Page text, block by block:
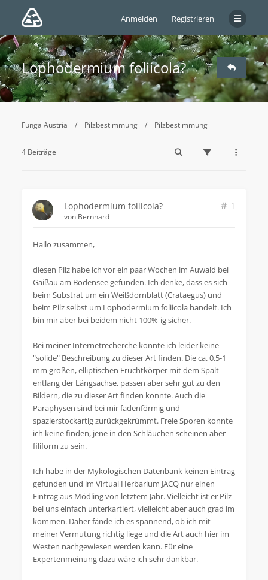
Anmelden Registrieren
Lophodermium foliicola?
Funga Austria Pilzbestimmung Pilzbestimmung
4 Beiträge
Lophodermium foliicola?
1
von Bernhard
Hallo zusammen,
diesen Pilz habe ich vor ein paar Wochen im Auwald bei
Gaißau am Bodensee gefunden. Ich denke, dass es sich
beim Substrat um ein Weißdornblatt (Crataegus) und
beim Pilz selbst um Lophodermium foliicola handelt. Ich
bin mir aber bei beidem nicht 100%-ig sicher.
Bei meiner Internetrecherche konnte ich leider keine
"solide" Beschreibung zu dieser Art finden. Die ca. 0.5-1
mm großen, elliptischen Fruchtkörper mit dem Spalt
entlang der Längsachse, passen aber sehr gut zu den
Bildern, die zu dieser Art finden konnte. Auch die
Paraphysen sind bei mir fadenförmig und
spazierstockartig zurückgekrümmt. Freie Sporen konnte
ich keine finden, jene in den Schläuchen scheinen aber
filiform zu sein.
Ich habe in der Mykologischen Datenbank keinen Eintrag
gefunden und im Virtual Herbarium JACQ nur einen
Eintrag aus Mödling von letztem Jahr. Vielleicht ist er Pilz
bei uns einfach unterkartiert, vielleicht aber auch grad im
kommen. Daher fände ich es spannend, ob ich mit
meiner Vermutung richtig liege und die Art auch hier im
Westen nachgewiesen werden kann. Für eine
Expertenmeinung dazu wäre ich sehr dankbar.